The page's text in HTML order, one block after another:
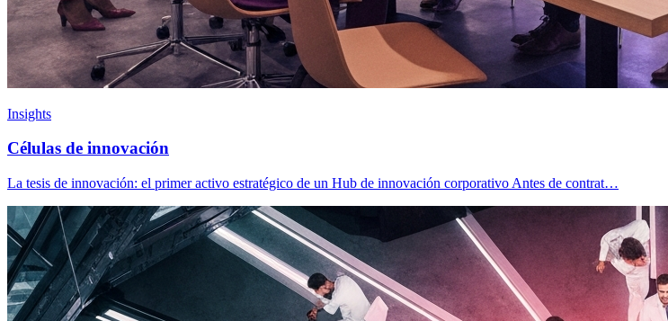
Insights
Células de innovación
La tesis de innovación: el primer activo estratégico de un Hub de innovación corporativo Antes de contrat…